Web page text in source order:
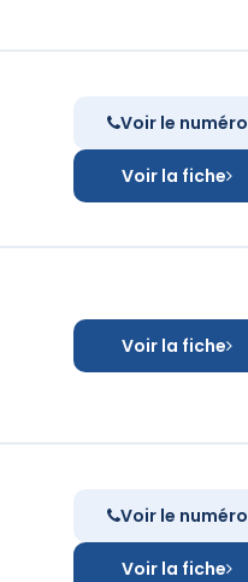
Voir le numéro
Voir la fiche
Voir la fiche
Voir le numéro
Voir la fiche